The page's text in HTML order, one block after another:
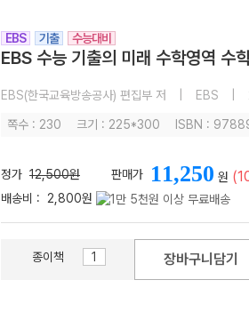
EBS 기출 수능대비
EBS 수능 기출의 미래 수학영역
EBS(한국교육방송공사) 편집부 저 EBS
쪽수 : 230 크기 : 225*300 ISBN :
정가 12,500원 판매가 11,250 원
배송비 : 2,800원
종이책 장바구니담기